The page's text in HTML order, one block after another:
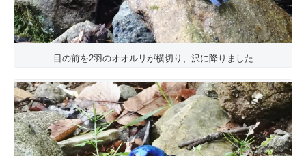
目の前を2羽のオオルリが横切り、沢に降りました